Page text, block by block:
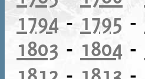
1794 - 1795 -
1803 - 1804 -